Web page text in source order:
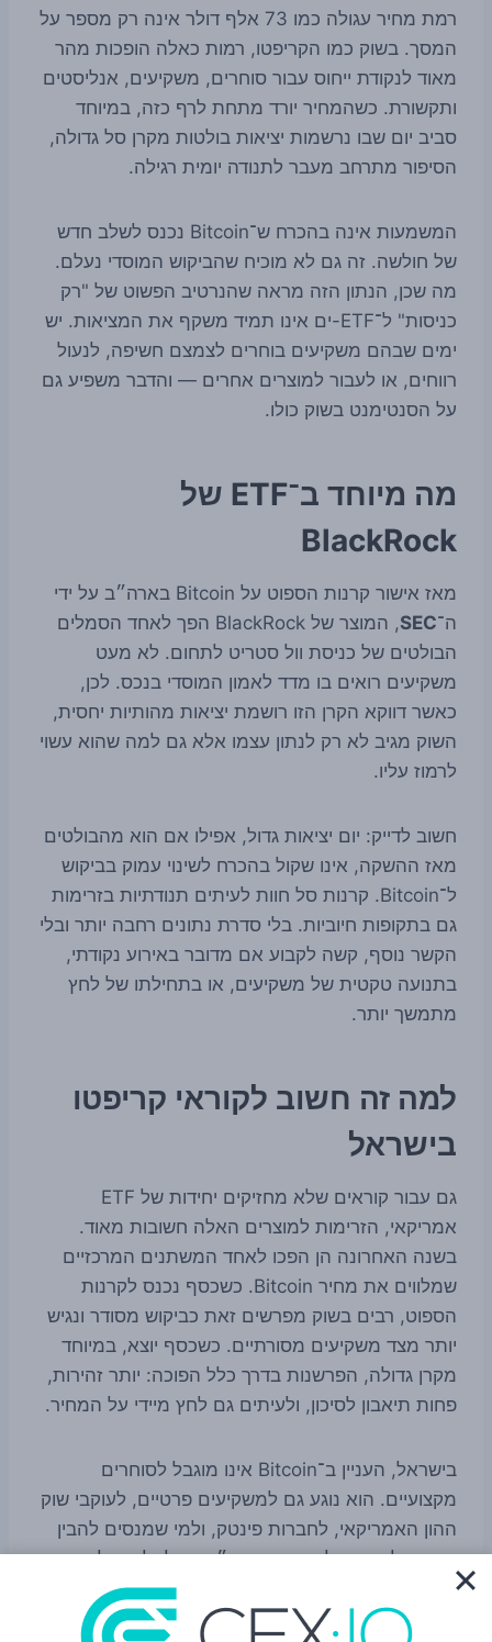
רמת מחיר עגולה כמו 73 אלף דולר אינה רק מספר על
המסך. בשוק כמו הקריפטו, רמות כאלה הופכות מהר
מאוד לנקודת ייחוס עבור סוחרים, משקיעים, אנליסטים
ותקשורת. כשהמחיר יורד מתחת לרף כזה, במיוחד
סביב יום שבו נרשמות יציאות בולטות מקרן סל גדולה,
הסיפור מתרחב מעבר לתנודה יומית רגילה.
המשמעות אינה בהכרח ש־Bitcoin נכנס לשלב חדש
של חולשה. זה גם לא מוכיח שהביקוש המוסדי נעלם.
מה שכן, הנתון הזה מראה שהנרטיב הפשוט של "רק
כניסות" ל־ETF-ים אינו תמיד משקף את המציאות. יש
ימים שבהם משקיעים בוחרים לצמצם חשיפה, לנעול
רווחים, או לעבור למוצרים אחרים — והדבר משפיע גם
על הסנטימנט בשוק כולו.
מה מיוחד ב־ETF של
BlackRock
מאז אישור קרנות הספוט על Bitcoin בארה״ב על ידי
ה־SEC
, המוצר של BlackRock הפך לאחד הסמלים
הבולטים של כניסת וול סטריט לתחום. לא מעט
משקיעים רואים בו מדד לאמון המוסדי בנכס. לכן,
כאשר דווקא הקרן הזו רושמת יציאות מהותיות יחסית,
השוק מגיב לא רק לנתון עצמו אלא גם למה שהוא עשוי
לרמוז עליו.
חשוב לדייק: יום יציאות גדול, אפילו אם הוא מהבולטים
מאז ההשקה, אינו שקול בהכרח לשינוי עמוק בביקוש
ל־Bitcoin. קרנות סל חוות לעיתים תנודתיות בזרימות
גם בתקופות חיוביות. בלי סדרת נתונים רחבה יותר ובלי
הקשר נוסף, קשה לקבוע אם מדובר באירוע נקודתי,
בתנועה טקטית של משקיעים, או בתחילתו של לחץ
מתמשך יותר.
למה זה חשוב לקוראי קריפטו
בישראל
גם עבור קוראים שלא מחזיקים יחידות של ETF
אמריקאי, הזרימות למוצרים האלה חשובות מאוד.
בשנה האחרונה הן הפכו לאחד המשתנים המרכזיים
שמלווים את מחיר Bitcoin. כשכסף נכנס לקרנות
הספוט, רבים בשוק מפרשים זאת כביקוש מסודר ונגיש
יותר מצד משקיעים מסורתיים. כשכסף יוצא, במיוחד
מקרן גדולה, הפרשנות בדרך כלל הפוכה: יותר זהירות,
פחות תיאבון לסיכון, ולעיתים גם לחץ מיידי על המחיר.
בישראל, העניין ב־Bitcoin אינו מוגבל לסוחרים
מקצועיים. הוא נוגע גם למשקיעים פרטיים, לעוקבי שוק
ההון האמריקאי, לחברות פינטק, ולמי שמנסים להבין
איך החלטות רגולטוריות בארה״ב מחלחלות אל השוק
הגלובלי. ה־SEC אולי פועל בארה״ב, אבל האישור שלו
לקרנות הספוט שינה את תנאי המשחק ברמה